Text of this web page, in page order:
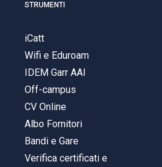
STRUMENTI
iCatt
Wifi e Eduroam
IDEM Garr AAI
Off-campus
CV Online
Albo Fornitori
Bandi e Gare
Verifica certificati e